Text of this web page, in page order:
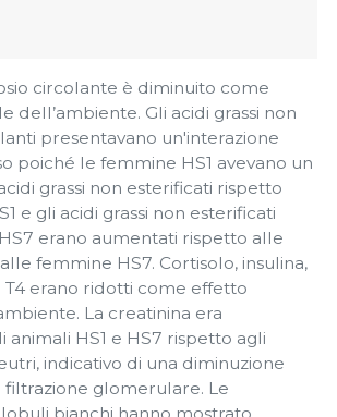
circolante è diminuito come
dell’ambiente. Gli acidi grassi non
presentavano un'interazione
poiché le femmine HS1 avevano un
grassi non esterificati rispetto
e gli acidi grassi non esterificati
erano aumentati rispetto alle
femmine HS7. Cortisolo, insulina,
T4 erano ridotti come effetto
La creatinina era
animali HS1 e HS7 rispetto agli
indicativo di una diminuzione
glomerulare. Le